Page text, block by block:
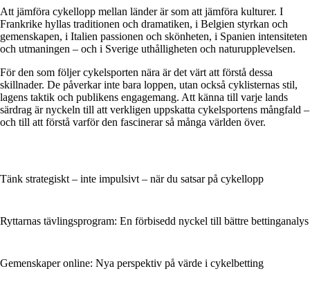
Att jämföra cykellopp mellan länder är som att jämföra kulturer. I
Frankrike hyllas traditionen och dramatiken, i Belgien styrkan och
gemenskapen, i Italien passionen och skönheten, i Spanien intensiteten
och utmaningen – och i Sverige uthålligheten och naturupplevelsen.
För den som följer cykelsporten nära är det värt att förstå dessa
skillnader. De påverkar inte bara loppen, utan också cyklisternas stil,
lagens taktik och publikens engagemang. Att känna till varje lands
särdrag är nyckeln till att verkligen uppskatta cykelsportens mångfald –
och till att förstå varför den fascinerar så många världen över.
Tänk strategiskt – inte impulsivt – när du satsar på cykellopp
Ryttarnas tävlingsprogram: En förbisedd nyckel till bättre bettinganalys
Gemenskaper online: Nya perspektiv på värde i cykelbetting